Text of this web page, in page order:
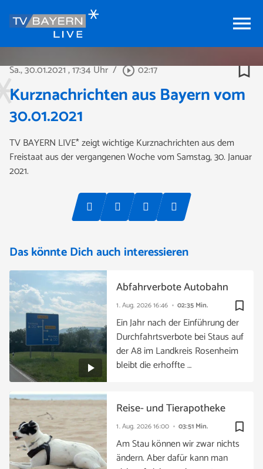
menu
Sa., 30.01.2021, 17:34 Uhr / play_circle_outline02:17 bookmark_border
Kurznachrichten aus Bayern vom
30.01.2021
TV BAYERN LIVE* zeigt wichtige Kurznachrichten aus dem
Freistaat aus der vergangenen Woche vom Samstag, 30. Januar
2021.
Das könnte Dich auch interessieren
bookmark_border
1. Aug. 202616:46 02:35 Min.
Abfahrverbote Autobahn
Ein Jahr nach der Einführung der
Durchfahrtsverbote bei Staus auf
der A8 im Landkreis Rosenheim
bleibt die erhoffte …
bookmark_border
1. Aug. 202616:00 03:51 Min.
Reise- und Tierapotheke
Am Stau können wir zwar nichts
ändern. Aber dafür kann man